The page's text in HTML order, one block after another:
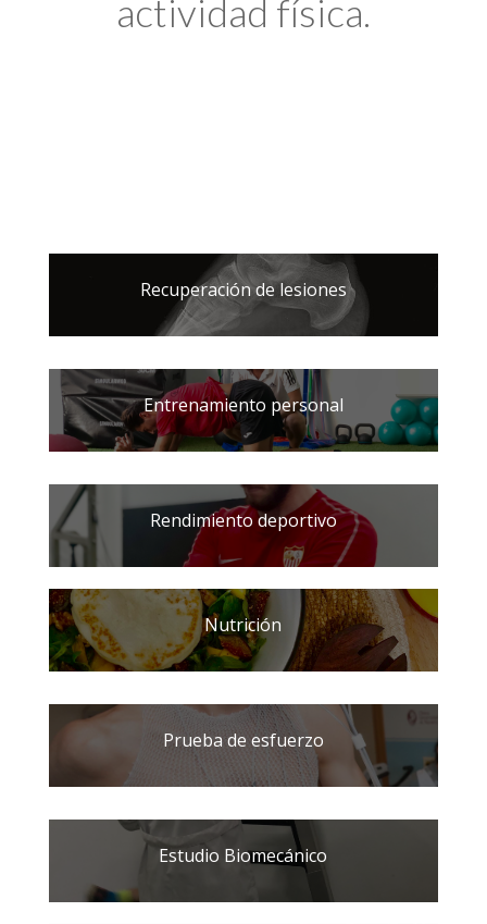
actividad física.
Recuperación de lesiones
Entrenamiento personal
Rendimiento deportivo
Nutrición
Prueba de esfuerzo
Estudio Biomecánico